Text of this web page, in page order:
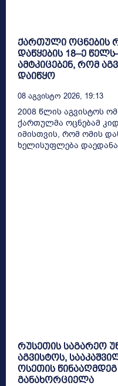
ქართული ოცნების
დაწყების 18–ე
ამტკიცებენ, რომ
დაიწყო
08 Აგვისტო 2026, 19:13
2008 წლის აგვისტოს
ქართულმა ოცნებამ
იმისთვის, რომ ომის
ხელისუფლება
რუსეთის საგარეო
აგვისტოს,
ოსეთის
განახორციელა